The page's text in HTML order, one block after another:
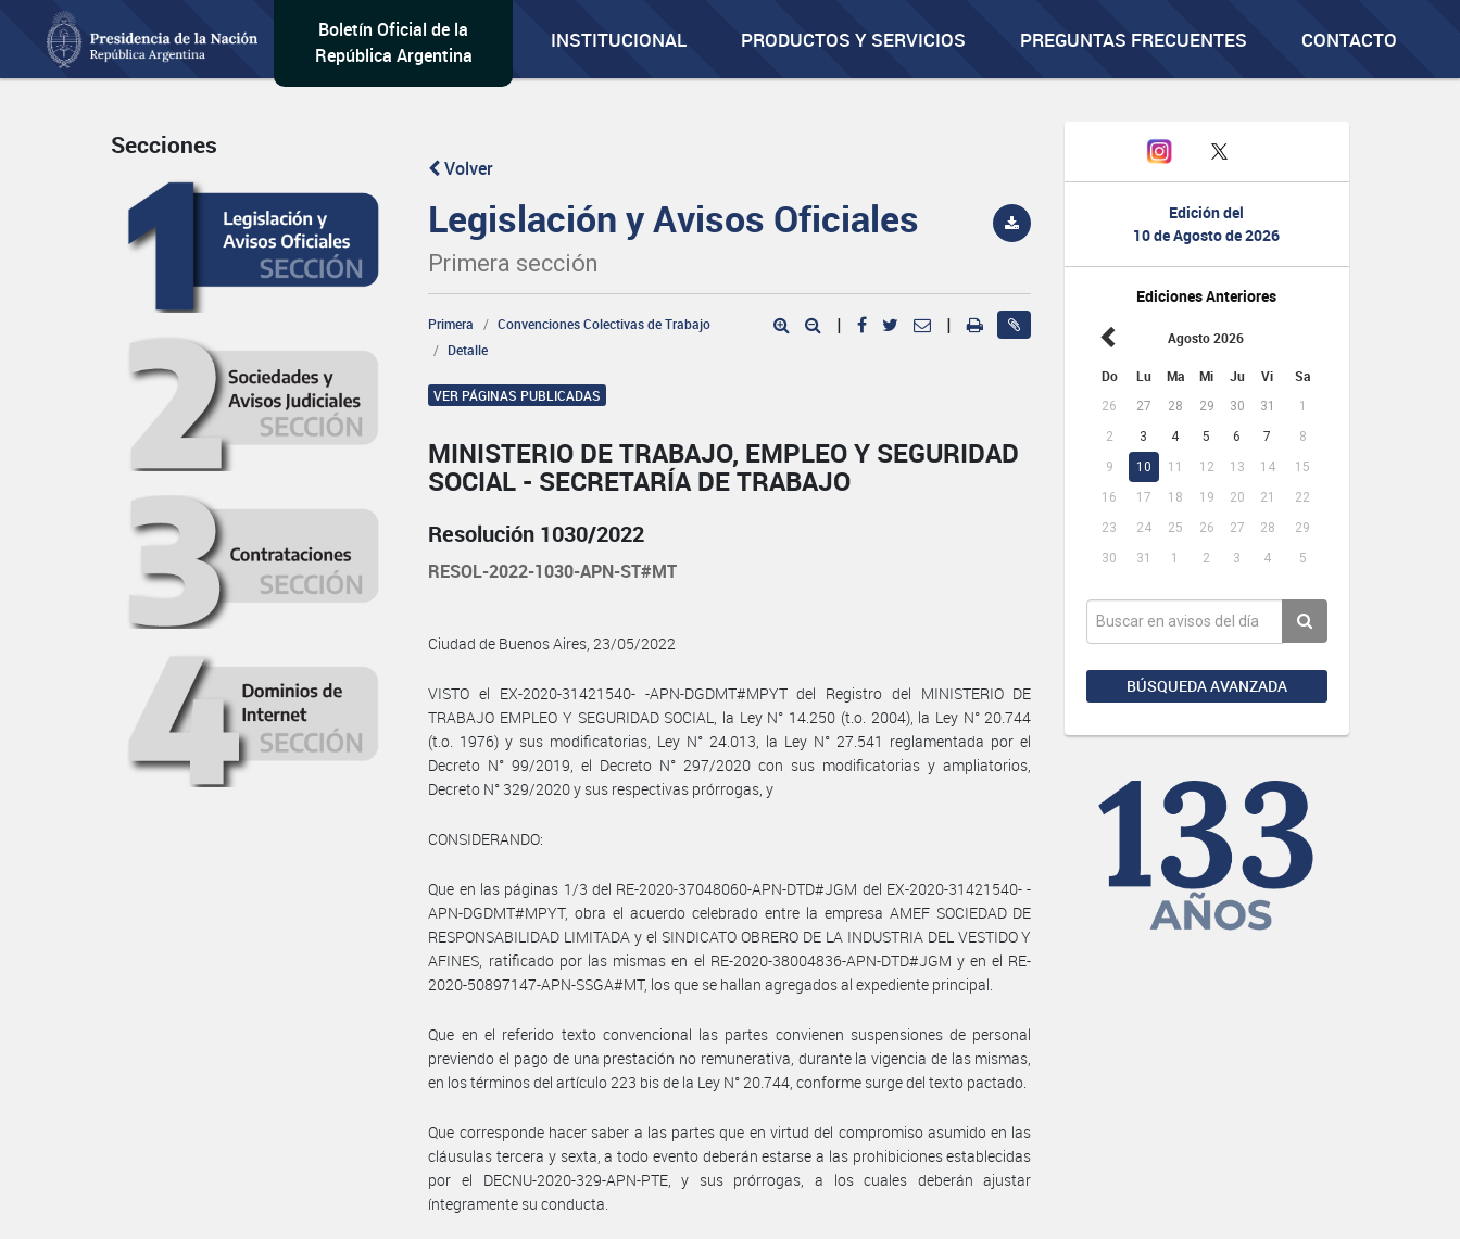
Boletín Oficial de la
República Argentina
INSTITUCIONAL PRODUCTOS Y SERVICIOS PREGUNTAS FRECUENTES CONTACTO
Edición del
10 de Agosto de 2026
Ediciones Anteriores
Agosto 2026
Do Lu Ma Mi Ju Vi Sa
26 27 28 29 30 31
1
2
3 4 5 6 7
8
9
10 11 12 13 14
15
16
17 18 19 20 21
22
23
24 25 26 27 28
29
30
31 1 2 3 4 5
BÚSQUEDA AVANZADA
Secciones
Volver
Legislación y Avisos Oficiales
Primera sección
Primera
Convenciones Colectivas de Trabajo
Detalle
| |
VER PÁGINAS PUBLICADAS
MINISTERIO DE TRABAJO, EMPLEO Y SEGURIDAD
SOCIAL - SECRETARÍA DE TRABAJO
Resolución 1030/2022
RESOL-2022-1030-APN-ST#MT
Ciudad de Buenos Aires, 23/05/2022
VISTO el EX-2020-31421540- -APN-DGDMT#MPYT del Registro del MINISTERIO DE
TRABAJO EMPLEO Y SEGURIDAD SOCIAL, la Ley N° 14.250 (t.o. 2004), la Ley N° 20.744
(t.o. 1976) y sus modificatorias, Ley N° 24.013, la Ley N° 27.541 reglamentada por el
Decreto N° 99/2019, el Decreto N° 297/2020 con sus modificatorias y ampliatorios,
Decreto N° 329/2020 y sus respectivas prórrogas, y
CONSIDERANDO:
Que en las páginas 1/3 del RE-2020-37048060-APN-DTD#JGM del EX-2020-31421540- -
APN-DGDMT#MPYT, obra el acuerdo celebrado entre la empresa AMEF SOCIEDAD DE
RESPONSABILIDAD LIMITADA y el SINDICATO OBRERO DE LA INDUSTRIA DEL VESTIDO Y
AFINES, ratificado por las mismas en el RE-2020-38004836-APN-DTD#JGM y en el RE-
2020-50897147-APN-SSGA#MT, los que se hallan agregados al expediente principal.
Que en el referido texto convencional las partes convienen suspensiones de personal
previendo el pago de una prestación no remunerativa, durante la vigencia de las mismas,
en los términos del artículo 223 bis de la Ley N° 20.744, conforme surge del texto pactado.
Que corresponde hacer saber a las partes que en virtud del compromiso asumido en las
cláusulas tercera y sexta, a todo evento deberán estarse a las prohibiciones establecidas
por el DECNU-2020-329-APN-PTE, y sus prórrogas, a los cuales deberán ajustar
íntegramente su conducta.